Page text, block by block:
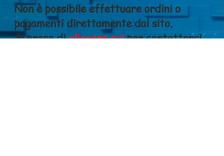
Non è possibile effettuare ordini o
pagamenti direttamente dal sito.
Si prega dicliccare quiper contattarci.